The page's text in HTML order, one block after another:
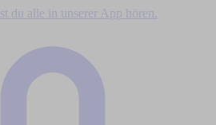
du alle in unserer App hören.